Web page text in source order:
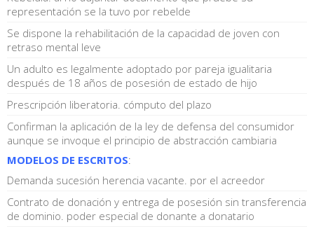
representación se la tuvo por rebelde
Se dispone la rehabilitación de la capacidad de joven con
retraso mental leve
Un adulto es legalmente adoptado por pareja igualitaria
después de 18 años de posesión de estado de hijo
Prescripción liberatoria. cómputo del plazo
Confirman la aplicación de la ley de defensa del consumidor
aunque se invoque el principio de abstracción cambiaria
MODELOS DE ESCRITOS:
Demanda sucesión herencia vacante. por el acreedor
Contrato de donación y entrega de posesión sin transferencia
de dominio. poder especial de donante a donatario